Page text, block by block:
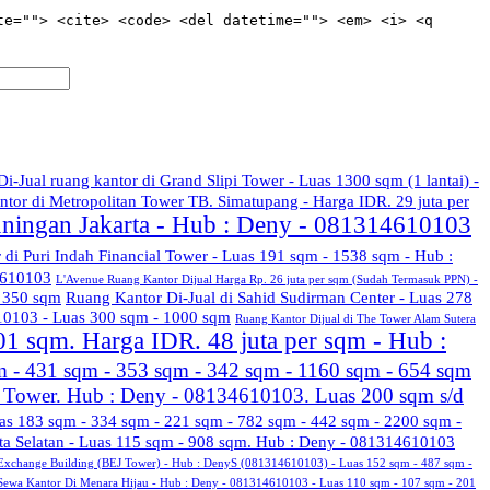
<cite> <code> <del datetime=""> <em> <i> <q
Jual ruang kantor di Grand Slipi Tower - Luas 1300 sqm (1 lantai) -
di Metropolitan Tower TB. Simatupang - Harga IDR. 29 juta per
Jakarta - Hub : Deny - 081314610103
Puri Indah Financial Tower - Luas 191 sqm - 1538 sqm - Hub :
L'Avenue Ruang Kantor Dijual Harga Rp. 26 juta per sqm (Sudah Termasuk PPN) -
sqm Ruang Kantor Di-Jual di Sahid Sudirman Center - Luas 278
- Luas 300 sqm - 1000 sqm Ruang Kantor Dijual di The Tower Alam Sutera
sqm. Harga IDR. 48 juta per sqm - Hub :
431 sqm - 353 sqm - 342 sqm - 1160 sqm - 654 sqm
Hub : Deny - 08134610103. Luas 200 sqm s/d
183 sqm - 334 sqm - 221 sqm - 782 sqm - 442 sqm - 2200 sqm -
Selatan - Luas 115 sqm - 908 sqm. Hub : Deny - 081314610103
Building (BEJ Tower) - Hub : DenyS (081314610103) - Luas 152 sqm - 487 sqm -
Kantor Di Menara Hijau - Hub : Deny - 081314610103 - Luas 110 sqm - 107 sqm - 201